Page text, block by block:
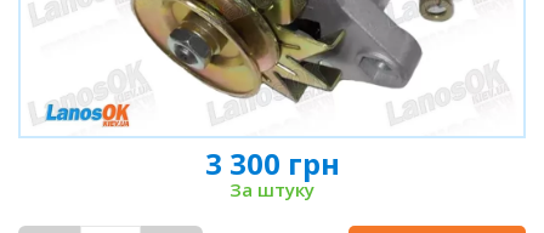
3 300 грн
За штуку